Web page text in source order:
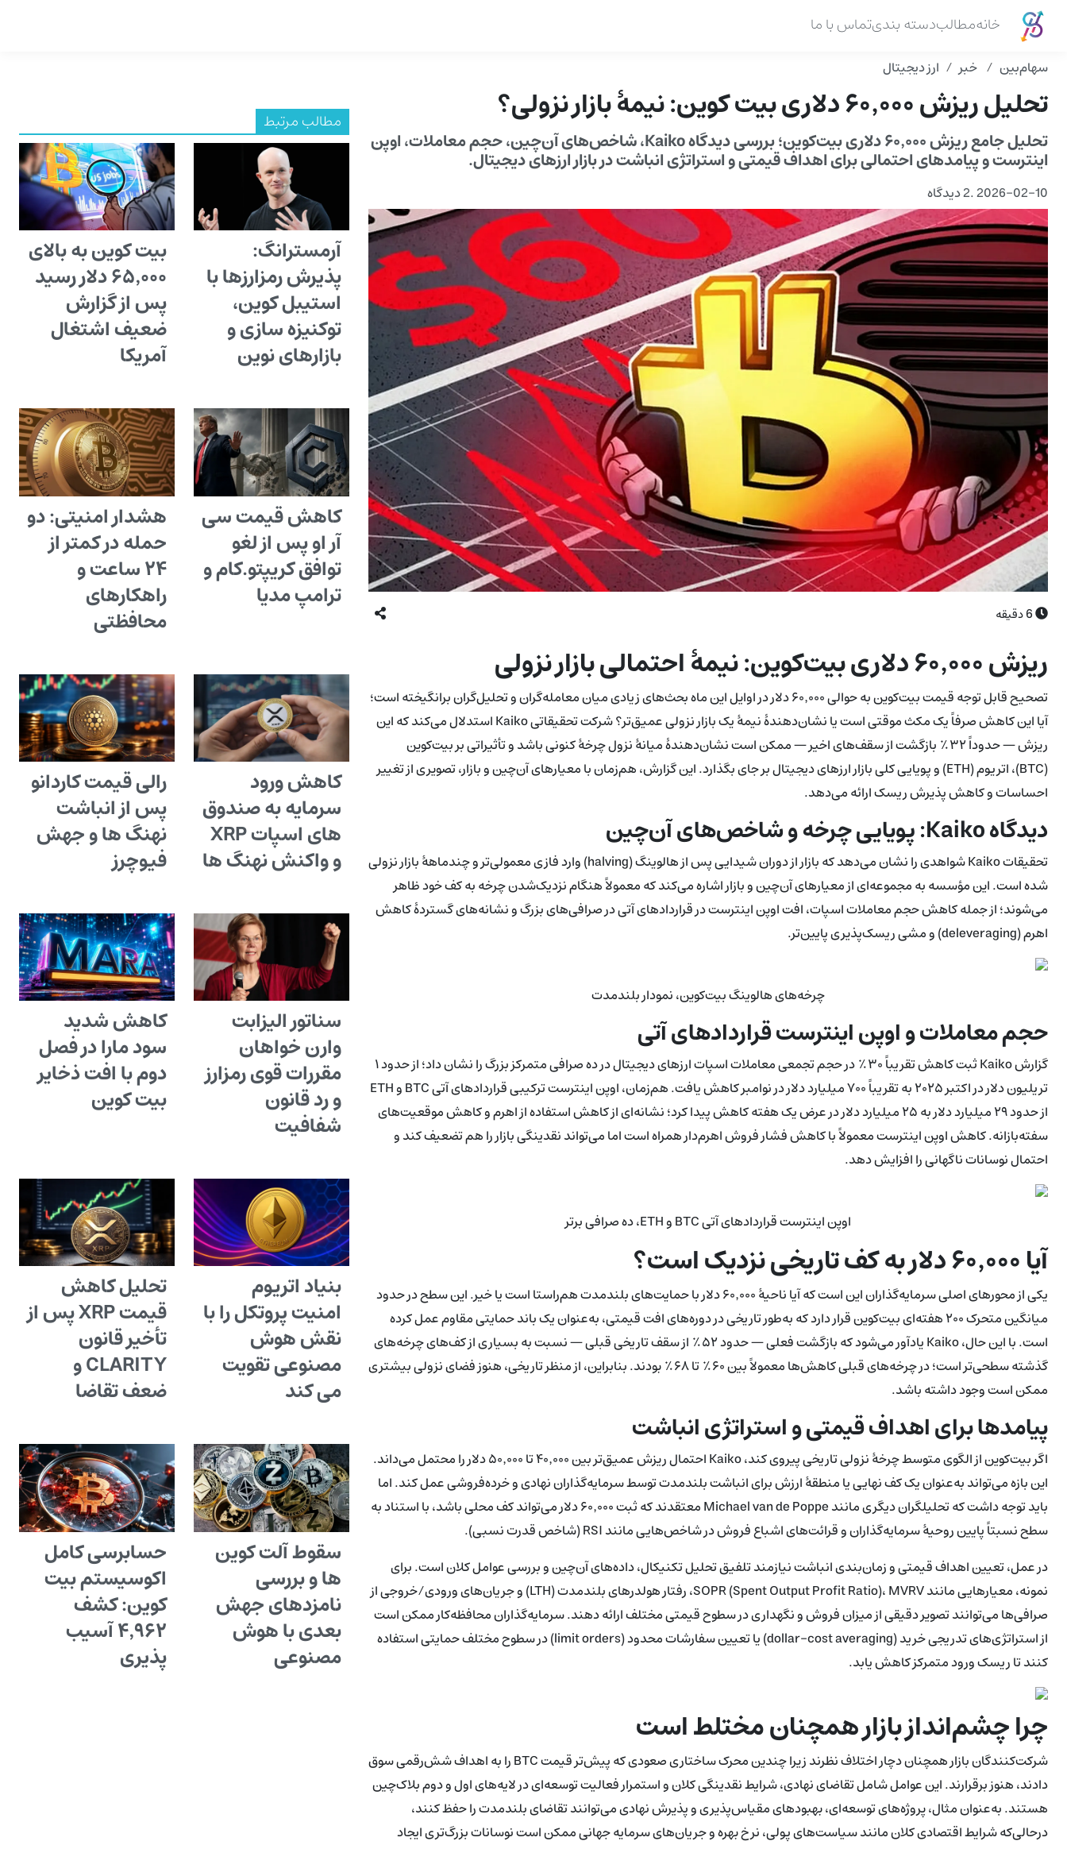
خانهمطالبدسته بندیتماس با ما
سهام‌بین خبر ارز دیجیتال
تحلیل ریزش ۶۰٬۰۰۰ دلاری بیت کوین: نیمهٔ بازار نزولی؟
تحلیل جامع ریزش ۶۰٬۰۰۰ دلاری بیت‌کوین؛ بررسی دیدگاه Kaiko، شاخص‌های آن‌چین، حجم معاملات، اوپن
اینترست و پیامدهای احتمالی برای اهداف قیمتی و استراتژی انباشت در بازار ارزهای دیجیتال.
2026-02-10
.2 دیدگاه
6دقیقه
ریزش ۶۰٬۰۰۰ دلاری بیت‌کوین: نیمهٔ احتمالی بازار نزولی
تصحیح قابل توجه قیمت بیت‌کوین به حوالی ۶۰٬۰۰۰ دلار در اوایل این ماه بحث‌های زیادی میان معامله‌گران و تحلیل‌گران برانگیخته است؛
آیا این کاهش صرفاً یک مکث موقتی است یا نشان‌دهندهٔ نیمهٔ یک بازار نزولی عمیق‌تر؟ شرکت تحقیقاتی Kaiko استدلال می‌کند که این
ریزش — حدوداً ۳۲٪ بازگشت از سقف‌های اخیر — ممکن است نشان‌دهندهٔ میانهٔ نزول چرخهٔ کنونی باشد و تأثیراتی بر بیت‌کوین
(BTC)، اتریوم (ETH) و پویایی کلی بازار ارزهای دیجیتال بر جای بگذارد. این گزارش، هم‌زمان با معیارهای آن‌چین و بازار، تصویری از تغییر
احساسات و کاهش پذیرش ریسک ارائه می‌دهد.
دیدگاه Kaiko: پویایی چرخه و شاخص‌های آن‌چین
تحقیقات Kaiko شواهدی را نشان می‌دهد که بازار از دوران شیدایی پس از هالوینگ (halving) وارد فازی معمولی‌تر و چندماههٔ بازار نزولی
شده است. این مؤسسه به مجموعه‌ای از معیارهای آن‌چین و بازار اشاره می‌کند که معمولاً هنگام نزدیک‌شدن چرخه به کف خود ظاهر
می‌شوند؛ از جمله کاهش حجم معاملات اسپات، افت اوپن اینترست در قراردادهای آتی در صرافی‌های بزرگ و نشانه‌های گستردهٔ کاهش
اهرم (deleveraging) و مشی ریسک‌پذیری پایین‌تر.
چرخه‌های هالوینگ بیت‌کوین، نمودار بلندمدت
حجم معاملات و اوپن اینترست قراردادهای آتی
گزارش Kaiko ثبت کاهش تقریباً ۳۰٪ در حجم تجمعی معاملات اسپات ارزهای دیجیتال در ده صرافی متمرکز بزرگ را نشان داد؛ از حدود ۱
تریلیون دلار در اکتبر ۲۰۲۵ به تقریباً ۷۰۰ میلیارد دلار در نوامبر کاهش یافت. هم‌زمان، اوپن اینترست ترکیبی قراردادهای آتی BTC و ETH
از حدود ۲۹ میلیارد دلار به ۲۵ میلیارد دلار در عرض یک هفته کاهش پیدا کرد؛ نشانه‌ای از کاهش استفاده از اهرم و کاهش موقعیت‌های
سفته‌بازانه. کاهش اوپن اینترست معمولاً با کاهش فشار فروش اهرم‌دار همراه است اما می‌تواند نقدینگی بازار را هم تضعیف کند و
احتمال نوسانات ناگهانی را افزایش دهد.
اوپن اینترست قراردادهای آتی BTC و ETH، ده صرافی برتر
آیا ۶۰٬۰۰۰ دلار به کف تاریخی نزدیک است؟
یکی از محورهای اصلی سرمایه‌گذاران این است که آیا ناحیهٔ ۶۰٬۰۰۰ دلار با حمایت‌های بلندمدت هم‌راستا است یا خیر. این سطح در حدود
میانگین متحرک ۲۰۰ هفته‌ای بیت‌کوین قرار دارد که به‌طور تاریخی در دوره‌های افت قیمتی، به‌عنوان یک باند حمایتی مقاوم عمل کرده
است. با این حال، Kaiko یادآور می‌شود که بازگشت فعلی — حدود ۵۲٪ از سقف تاریخی قبلی — نسبت به بسیاری از کف‌های چرخه‌های
گذشته سطحی‌تر است؛ در چرخه‌های قبلی کاهش‌ها معمولاً بین ۶۰٪ تا ۶۸٪ بودند. بنابراین، از منظر تاریخی، هنوز فضای نزولی بیشتری
ممکن است وجود داشته باشد.
پیامدها برای اهداف قیمتی و استراتژی انباشت
اگر بیت‌کوین از الگوی متوسط چرخهٔ نزولی تاریخی پیروی کند، Kaiko احتمال ریزش عمیق‌تر بین ۴۰٬۰۰۰ تا ۵۰٬۰۰۰ دلار را محتمل می‌داند.
این بازه می‌تواند به‌عنوان یک کف نهایی یا منطقهٔ ارزش برای انباشت بلندمدت توسط سرمایه‌گذاران نهادی و خرده‌فروشی عمل کند. اما
باید توجه داشت که تحلیلگران دیگری مانند Michael van de Poppe معتقدند که ثبت ۶۰٬۰۰۰ دلار می‌تواند کف محلی باشد، با استناد به
سطح نسبتاً پایین روحیهٔ سرمایه‌گذاران و قرائت‌های اشباع فروش در شاخص‌هایی مانند RSI (شاخص قدرت نسبی).
در عمل، تعیین اهداف قیمتی و زمان‌بندی انباشت نیازمند تلفیق تحلیل تکنیکال، داده‌های آن‌چین و بررسی عوامل کلان است. برای
نمونه، معیارهایی مانند SOPR (Spent Output Profit Ratio)، MVRV، رفتار هولدرهای بلندمدت (LTH) و جریان‌های ورودی/خروجی از
صرافی‌ها می‌توانند تصویر دقیقی از میزان فروش و نگهداری در سطوح قیمتی مختلف ارائه دهند. سرمایه‌گذاران محافظه‌کار ممکن است
از استراتژی‌های تدریجی خرید (dollar-cost averaging) یا تعیین سفارشات محدود (limit orders) در سطوح مختلف حمایتی استفاده
کنند تا ریسک ورود متمرکز کاهش یابد.
چرا چشم‌انداز بازار همچنان مختلط است
شرکت‌کنندگان بازار همچنان دچار اختلاف نظرند زیرا چندین محرک ساختاری صعودی که پیش‌تر قیمت BTC را به اهداف شش‌رقمی سوق
دادند، هنوز برقرارند. این عوامل شامل تقاضای نهادی، شرایط نقدینگی کلان و استمرار فعالیت توسعه‌ای در لایه‌های اول و دوم بلاک‌چین
هستند. به‌عنوان مثال، پروژه‌های توسعه‌ای، بهبود‌های مقیاس‌پذیری و پذیرش نهادی می‌توانند تقاضای بلندمدت را حفظ کنند،
درحالی‌که شرایط اقتصادی کلان مانند سیاست‌های پولی، نرخ بهره و جریان‌های سرمایه جهانی ممکن است نوسانات بزرگ‌تری ایجاد
مطالب مرتبط
آرمسترانگ:
پذیرش رمزارزها با
استیبل کوین،
توکنیزه سازی و
بازارهای نوین
بیت کوین به بالای
۶۵٬۰۰۰ دلار رسید
پس از گزارش
ضعیف اشتغال
آمریکا
کاهش قیمت سی
آر او پس از لغو
توافق کریپتو.کام و
ترامپ مدیا
هشدار امنیتی: دو
حمله در کمتر از
۲۴ ساعت و
راهکارهای
محافظتی
کاهش ورود
سرمایه به صندوق
های اسپات XRP
و واکنش نهنگ ها
رالی قیمت کاردانو
پس از انباشت
نهنگ ها و جهش
فیوچرز
سناتور الیزابت
وارن خواهان
مقررات قوی رمزارز
و رد قانون
شفافیت
کاهش شدید
سود مارا در فصل
دوم با افت ذخایر
بیت کوین
بنیاد اتریوم
امنیت پروتکل را با
نقش هوش
مصنوعی تقویت
می کند
تحلیل کاهش
قیمت XRP پس از
تأخیر قانون
CLARITY و
ضعف تقاضا
سقوط آلت کوین
ها و بررسی
نامزدهای جهش
بعدی با هوش
مصنوعی
حسابرسی کامل
اکوسیستم بیت
کوین: کشف
۴٬۹۶۲ آسیب
پذیری